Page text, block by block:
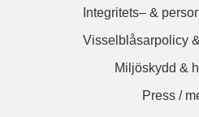
Integritets– &
Visselblåsarpolicy
Miljöskydd &
Press /